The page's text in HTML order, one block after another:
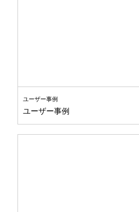
ユーザー事例
ユーザー事例